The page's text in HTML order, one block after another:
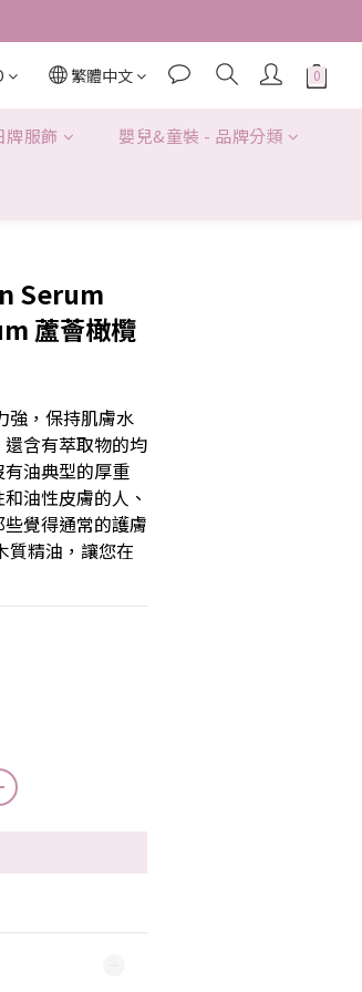
繁體中文
牌服飾 嬰兒&童裝 - 品牌分類
Serum
蘆薈橄欖
強，保持肌膚水
含有萃取物的均
油典型的厚重
油性皮膚的人、
覺得通常的護膚
質精油，讓您在